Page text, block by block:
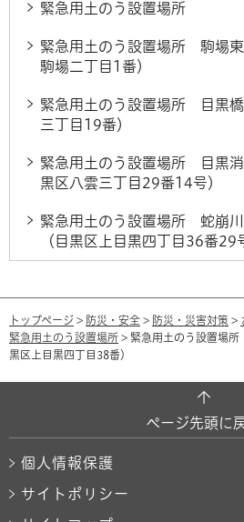
緊急用土のう設置場所
緊急用土のう設置場所 駒場
駒場二丁目1番）
緊急用土のう設置場所 目黒
三丁目19番）
緊急用土のう設置場所 目黒消
黒区八雲三丁目29番14号）
緊急用土のう設置場所 蛇崩
（目黒区上目黒四丁目36番29
トップページ > 防災・安全 > 防災・災害対策 >
緊急用土のう設置場所 > 緊急用土のう設置場
黒区上目黒四丁目38番）
ページ先頭に
個人情報保護
サイトポリシー